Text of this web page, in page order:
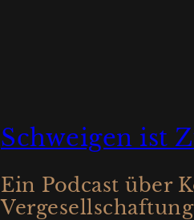
Schweigen ist
Ein Podcast über
Vergesellschaftung